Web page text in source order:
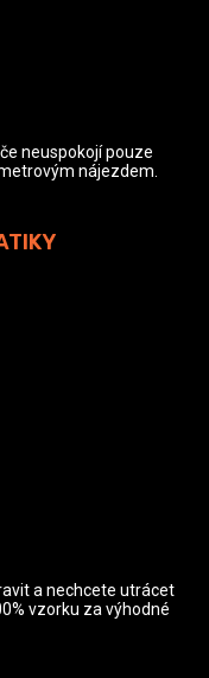
neuspokojí pouze
nájezdem.
a nechcete utrácet
vzorku za výhodné